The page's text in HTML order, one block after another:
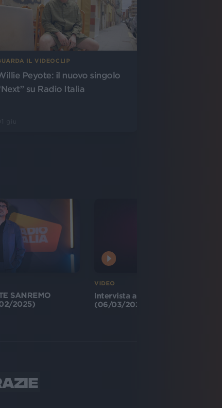
IL VIDEOCLIP
Peyote: il nuovo singolo
su Radio Italia
SANREMO
2025)
VIDEO
Intervista a Willie Peyote
(06/03/2021)